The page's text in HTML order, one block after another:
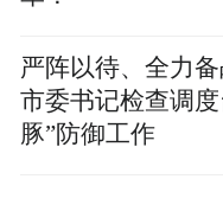
严阵以待、全力
市委书记检查调
豚”防御工作